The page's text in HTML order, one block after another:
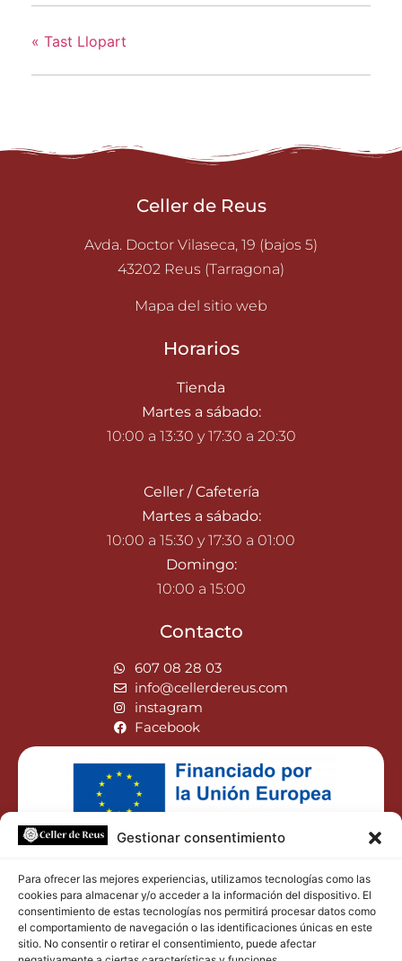
Gestionar consentimiento
Para ofrecer las mejores experiencias, utilizamos tecnologías como las
cookies para almacenar y/o acceder a la información del dispositivo. El
consentimiento de estas tecnologías nos permitirá procesar datos como
el comportamiento de navegación o las identificaciones únicas en este
sitio. No consentir o retirar el consentimiento, puede afectar
« Tast Llopart
Celler de Reus
Avda. Doctor Vilaseca, 19 (bajos 5)
43202 Reus (Tarragona)
Mapa del sitio web
Horarios
Tienda
Martes a sábado:
10:00 a 13:30 y 17:30 a 20:30
Celler / Cafetería
Martes a sábado:
10:00 a 15:30 y 17:30 a 01:00
Domingo:
10:00 a 15:00
Contacto
607 08 28 03
info@cellerdereus.com
instagram
Facebook